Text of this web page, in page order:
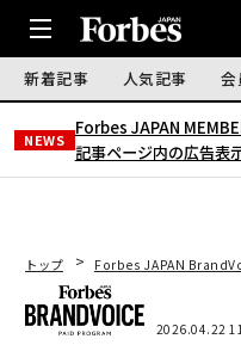
新着記事 人気記事 会
NEWS
Forbes JAPAN
記事ページ内の広告表
トップ Forbes JAPAN
2026.04.22